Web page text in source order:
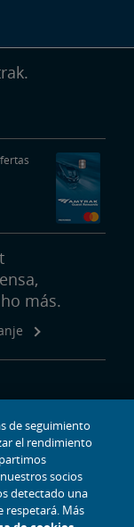
más.
de seguimiento
el rendimiento
socios
detectado una
respetará. Más